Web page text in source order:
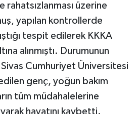
rahatsızlanması üzerine
yapılan kontrollerde
tespit edilerek KKKA
alınmıştı. Durumunun
Sivas Cumhuriyet Üniversitesi
genç, yoğun bakım
tüm müdahalelerine
hayatını kaybetti.